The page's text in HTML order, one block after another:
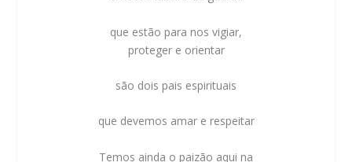
que estão para nos vigiar,
proteger e orientar
são dois pais espirituais
que devemos amar e respeitar
Temos ainda o paizão aqui na